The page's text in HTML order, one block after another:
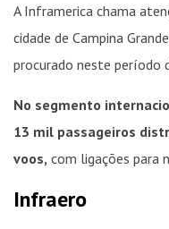
A Inframerica chama
cidade de Campina
procurado neste período
No segmento
13 mil passageiros
voos, com ligações para
Infraero